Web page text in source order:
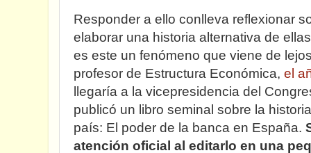
Responder a ello conlleva reflexionar
elaborar una historia alternativa de
es este un fenómeno que viene de
profesor de Estructura Económica, el
llegaría a la vicepresidencia del
publicó un libro seminal sobre la
país: El poder de la banca en España.
atención oficial al editarlo en una